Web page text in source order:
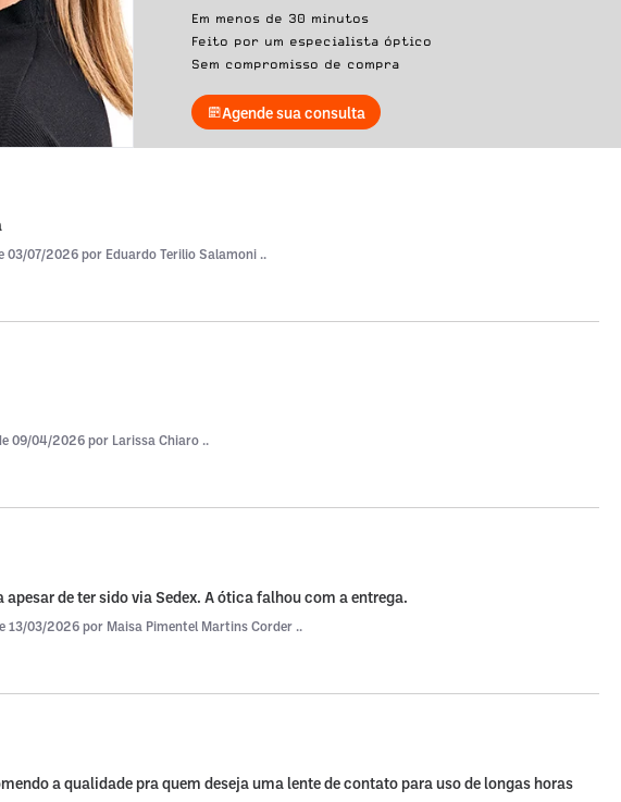
Em menos de 30 minutos
Feito por um especialista óptico
Sem compromisso de compra
Agende sua consulta
03/07/2026 por Eduardo Terilio Salamoni ..
09/04/2026 por Larissa Chiaro ..
de ter sido via Sedex. A ótica falhou com a entrega.
13/03/2026 por Maisa Pimentel Martins Corder ..
a qualidade pra quem deseja uma lente de contato para uso de longas horas